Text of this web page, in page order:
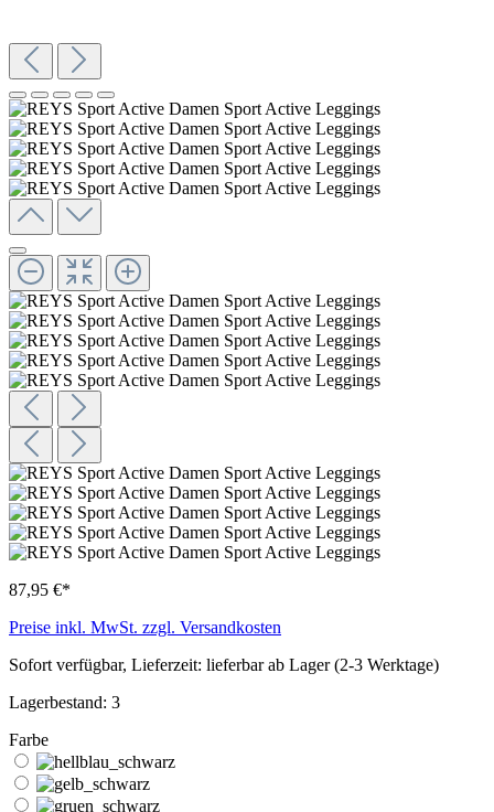
87,95 €*
Preise inkl. MwSt. zzgl. Versandkosten
Sofort verfügbar, Lieferzeit: lieferbar ab Lager (2-3 Werktage)
Lagerbestand: 3
Farbe